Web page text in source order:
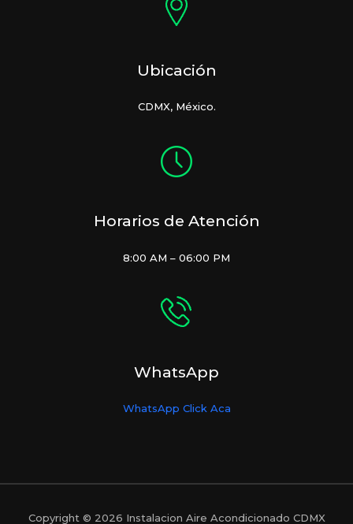
Ubicación
CDMX, México.
Horarios de Atención
8:00 AM – 06:00 PM
WhatsApp
WhatsApp Click Aca
Copyright © 2026 Instalacion Aire Acondicionado CDMX